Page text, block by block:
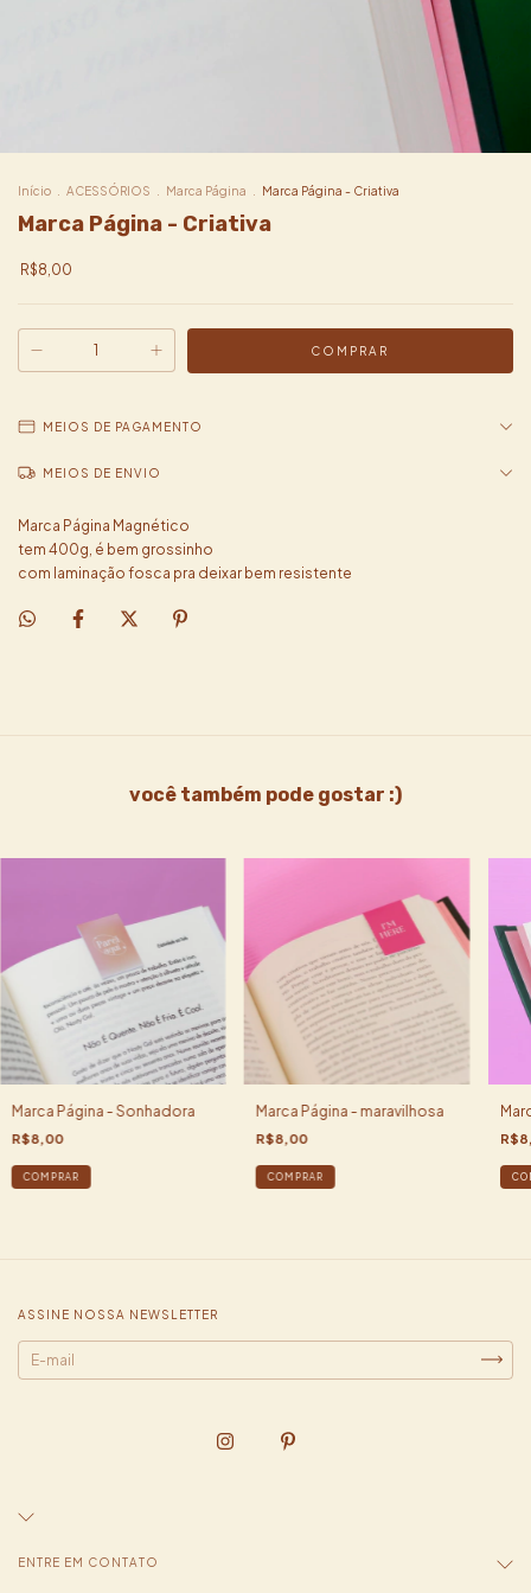
Início ACESSÓRIOS Marca Página Marca Página - Criativa
Marca Página - Criativa
R$8,00
MEIOS DE PAGAMENTO
MEIOS DE ENVIO
Marca Página Magnético
tem 400g, é bem grossinho
com laminação fosca pra deixar bem resistente
você também pode gostar :)
Marca Página - Sonhadora
R$8,00
Marca Página - maravilhosa
R$8,00
ASSINE NOSSA NEWSLETTER
ENTRE EM CONTATO